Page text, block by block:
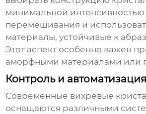
минимальной интенсивностью
перемешивания и
материалы, устойчивые к
Этот аспект особенно важен
аморфными материалами или
Контроль и
Современные вихревые
оснащаются различными